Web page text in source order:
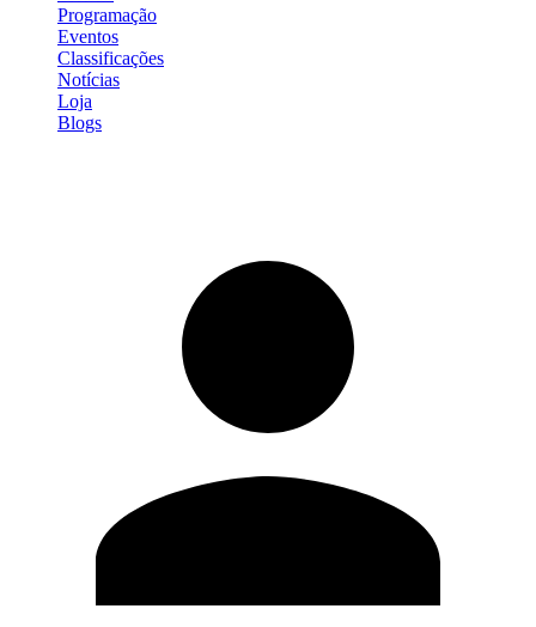
Programação
Eventos
Classificações
Notícias
Loja
Blogs